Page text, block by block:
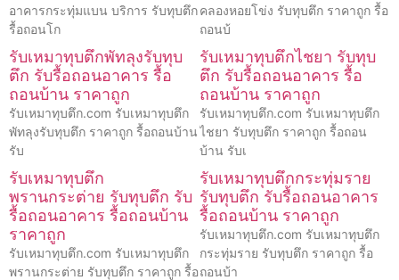
อาคารกระทุ่มแบน บริการ รับทุบตึก
รื้อถอนโก
คลองหอยโข่ง รับทุบตึก ราคาถูก รื้อ
ถอนบ้
รับเหมาทุบตึกพัทลุงรับทุบ
ตึก รับรื้อถอนอาคาร รื้อ
ถอนบ้าน ราคาถูก
รับเหมาทุบตึก.com รับเหมาทุบตึก
พัทลุงรับทุบตึก ราคาถูก รื้อถอนบ้าน
รับ
รับเหมาทุบตึกไชยา รับทุบ
ตึก รับรื้อถอนอาคาร รื้อ
ถอนบ้าน ราคาถูก
รับเหมาทุบตึก.com รับเหมาทุบตึก
ไชยา รับทุบตึก ราคาถูก รื้อถอน
บ้าน รับเ
รับเหมาทุบตึก
พรานกระต่าย รับทุบตึก รับ
รื้อถอนอาคาร รื้อถอนบ้าน
ราคาถูก
รับเหมาทุบตึก.com รับเหมาทุบตึก
พรานกระต่าย รับทุบตึก ราคาถูก รื้อ
รับเหมาทุบตึกกระทุ่มราย
รับทุบตึก รับรื้อถอนอาคาร
รื้อถอนบ้าน ราคาถูก
รับเหมาทุบตึก.com รับเหมาทุบตึก
กระทุ่มราย รับทุบตึก ราคาถูก รื้อ
ถอนบ้า